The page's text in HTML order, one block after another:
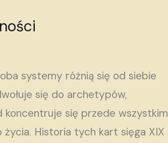
systemy różnią się od siebie
się do archetypów,
się przede wszystkim
Historia tych kart sięga XIX